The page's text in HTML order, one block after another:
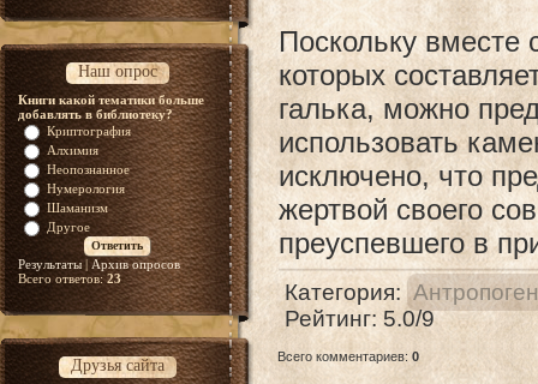
Наш опрос
Книги какой тематики больше
добавлять в библиотеку?
Криптография
Алхимия
Неопознанное
Нумерология
Шаманизм
Другое
Результаты | Архив опросов
Всего ответов:23
Друзья сайта
Поскольку вместе
которых
галька, можно
использовать
исключено, что
жертвой своего
преуспевшего в
Категория:
Рейтинг: 5.0/9
Всего комментариев: 0